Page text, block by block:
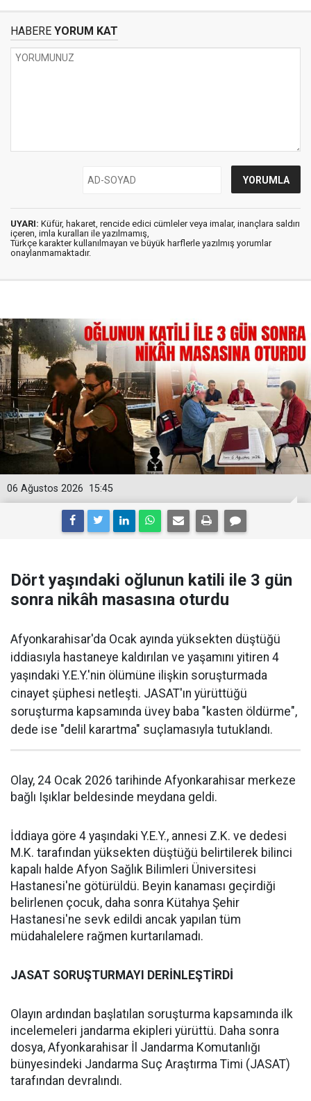
HABERE YORUM KAT
UYARI: Küfür, hakaret, rencide edici cümleler veya imalar, inançlara saldırı
içeren, imla kuralları ile yazılmamış,
Türkçe karakter kullanılmayan ve büyük harflerle yazılmış yorumlar
onaylanmamaktadır.
15:45
06 Ağustos 2026
Dört yaşındaki oğlunun katili ile 3 gün
sonra nikâh masasına oturdu
Afyonkarahisar'da Ocak ayında yüksekten düştüğü
iddiasıyla hastaneye kaldırılan ve yaşamını yitiren 4
yaşındaki Y.E.Y.'nin ölümüne ilişkin soruşturmada
cinayet şüphesi netleşti. JASAT'ın yürüttüğü
soruşturma kapsamında üvey baba "kasten öldürme",
dede ise "delil karartma" suçlamasıyla tutuklandı.
Olay, 24 Ocak 2026 tarihinde Afyonkarahisar merkeze
bağlı Işıklar beldesinde meydana geldi.
İddiaya göre 4 yaşındaki Y.E.Y., annesi Z.K. ve dedesi
M.K. tarafından yüksekten düştüğü belirtilerek bilinci
kapalı halde Afyon Sağlık Bilimleri Üniversitesi
Hastanesi'ne götürüldü. Beyin kanaması geçirdiği
belirlenen çocuk, daha sonra Kütahya Şehir
Hastanesi'ne sevk edildi ancak yapılan tüm
müdahalelere rağmen kurtarılamadı.
JASAT SORUŞTURMAYI DERİNLEŞTİRDİ
Olayın ardından başlatılan soruşturma kapsamında ilk
incelemeleri jandarma ekipleri yürüttü. Daha sonra
dosya, Afyonkarahisar İl Jandarma Komutanlığı
bünyesindeki Jandarma Suç Araştırma Timi (JASAT)
tarafından devralındı.